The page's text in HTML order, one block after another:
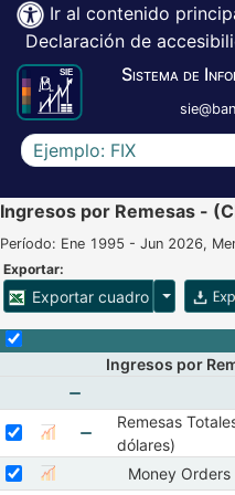
Ir al contenido
Declaración de
Sistema de
Escriba el texto a buscar
Ingresos por Remesas -
Período: Ene 1995 - Jun 2026,
Exportar:
Exportar cuadro Opciones
Selecciona o desmarca todas
Ingresos por
Mostrar
Seleccione sus
Seleccionar serie Remesas
Mostrar
Remesas
dólares)
Seleccione sus
Seleccionar serie Money Orders
Money Orders